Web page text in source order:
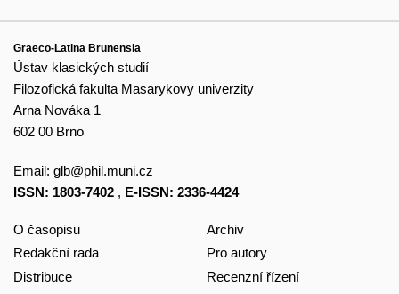
Graeco-Latina Brunensia
Ústav klasických studií
Filozofická fakulta Masarykovy univerzity
Arna Nováka 1
602 00 Brno
Email: glb@phil.muni.cz
ISSN: 1803-7402 , E-ISSN: 2336-4424
O časopisu
Redakční rada
Distribuce
Archiv
Pro autory
Recenzní řízení